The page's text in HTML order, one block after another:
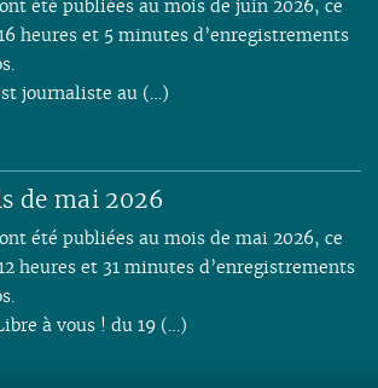
été publiées au mois de juin 2026, ce
heures et 5 minutes d’enregistrements
journaliste au (…)
de mai 2026
été publiées au mois de mai 2026, ce
heures et 31 minutes d’enregistrements
à vous ! du 19 (…)